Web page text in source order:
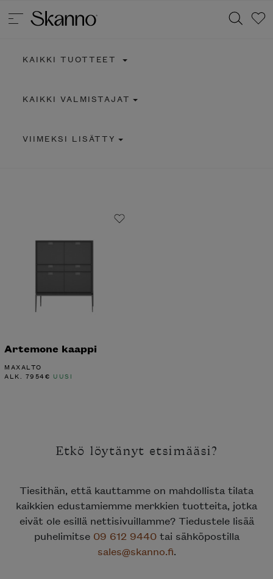
KAIKKI TUOTTEET
KAIKKI VALMISTAJAT
VIIMEKSI LISÄTTY
Artemone kaappi
MAXALTO
ALK. 7954€ UUSI
Etkö löytänyt etsimääsi?
Tiesithän, että kauttamme on mahdollista tilata
kaikkien edustamiemme merkkien tuotteita, jotka
eivät ole esillä nettisivuillamme? Tiedustele lisää
puhelimitse 09 612 9440tai sähköpostilla
sales@skanno.fi.